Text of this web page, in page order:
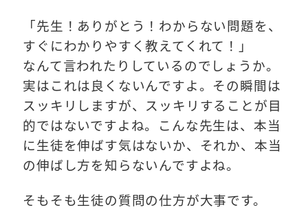
「先生！ありがとう！わからない問題を、
すぐにわかりやすく教えてくれて！」
なんて言われたりしているのでしょうか。
実はこれは良くないんですよ。その瞬間は
スッキリしますが、スッキリすることが目
的ではないですよね。こんな先生は、本当
に生徒を伸ばす気はないか、それか、本当
の伸ばし方を知らないんですよね。
そもそも生徒の質問の仕方が大事です。